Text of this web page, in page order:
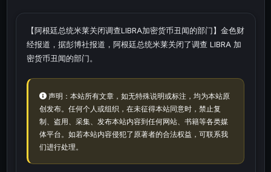
【阿根廷总统米莱关闭调查LIBRA加密货币丑闻的部门】金色财
经报道，据彭博社报道，阿根廷总统米莱关闭了调查 LIBRA 加
密货币丑闻的部门。
声明：本站所有文章，如无特殊说明或标注，均为本站原
创发布。任何个人或组织，在未征得本站同意时，禁止复
制、盗用、采集、发布本站内容到任何网站、书籍等各类媒
体平台。如若本站内容侵犯了原著者的合法权益，可联系我
们进行处理。